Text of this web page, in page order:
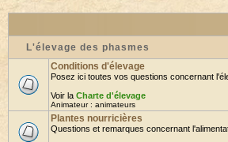
L'élevage des phasmes
Conditions d'élevage
Posez ici toutes vos questions concernant
Voir la Charte d'élevage
Animateur : animateurs
Plantes nourricières
Questions et remarques concernant